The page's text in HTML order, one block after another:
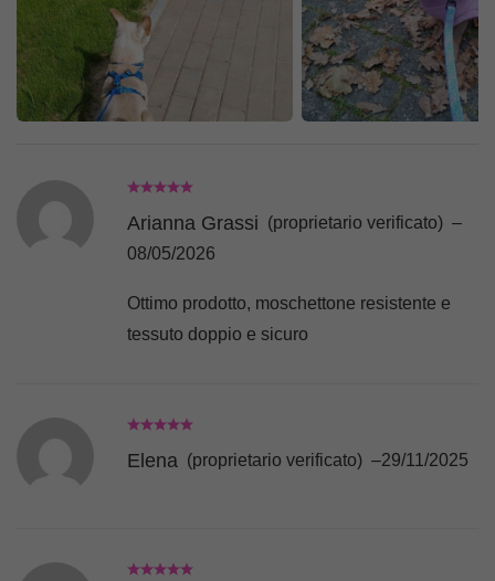
Arianna Grassi (proprietario verificato) –
08/05/2026
Ottimo prodotto, moschettone resistente e
tessuto doppio e sicuro
Elena (proprietario verificato) –29/11/2025